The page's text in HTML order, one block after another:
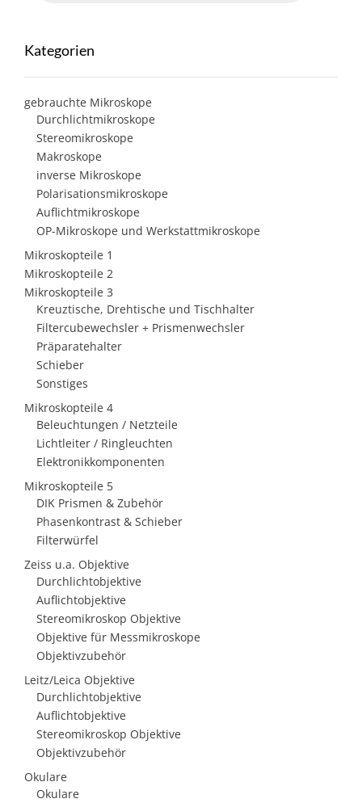
Kategorien
gebrauchte Mikroskope
Durchlichtmikroskope
Stereomikroskope
Makroskope
inverse Mikroskope
Polarisationsmikroskope
Auflichtmikroskope
OP-Mikroskope und Werkstattmikroskope
Mikroskopteile 1
Mikroskopteile 2
Mikroskopteile 3
Kreuztische, Drehtische und Tischhalter
Filtercubewechsler + Prismenwechsler
Präparatehalter
Schieber
Sonstiges
Mikroskopteile 4
Beleuchtungen / Netzteile
Lichtleiter / Ringleuchten
Elektronikkomponenten
Mikroskopteile 5
DIK Prismen & Zubehör
Phasenkontrast & Schieber
Filterwürfel
Zeiss u.a. Objektive
Durchlichtobjektive
Auflichtobjektive
Stereomikroskop Objektive
Objektive für Messmikroskope
Objektivzubehör
Leitz/Leica Objektive
Durchlichtobjektive
Auflichtobjektive
Stereomikroskop Objektive
Objektivzubehör
Okulare
Okulare